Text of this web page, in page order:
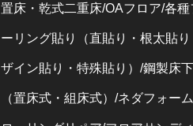
置床・乾式二重床/OAフロア/各種
ーリング貼り（直貼り・根太貼り
ザイン貼り・特殊貼り）/鋼製床
（置床式・組床式）/ネダフォー